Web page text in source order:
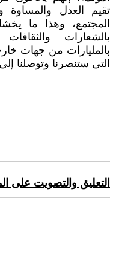
تقيم العدل والمساوة
المجتمع، وهذا ما
بالشعارات
بالمليارات من جهات
التى ستنصرنا وتوصلنا
التعليق والتصويت على